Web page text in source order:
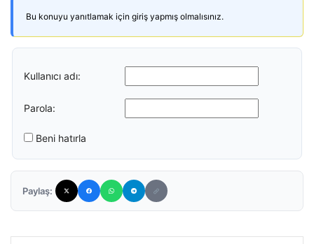
Bu konuyu yanıtlamak için giriş yapmış olmalısınız.
Kullanıcı adı:
Parola:
Beni hatırla
Paylaş: